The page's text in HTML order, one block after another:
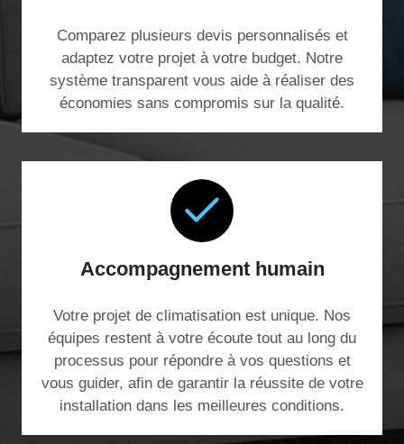
Comparez plusieurs devis personnalisés et
adaptez votre projet à votre budget. Notre
système transparent vous aide à réaliser des
économies sans compromis sur la qualité.
Accompagnement humain
Votre projet de climatisation est unique. Nos
équipes restent à votre écoute tout au long du
processus pour répondre à vos questions et
vous guider, afin de garantir la réussite de votre
installation dans les meilleures conditions.